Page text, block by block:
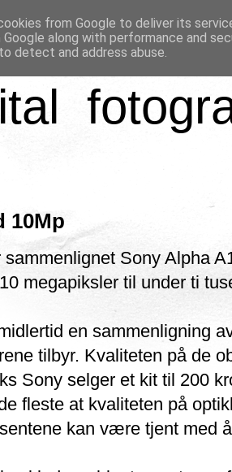
10Mp
sammenlignet Sony Alpha
megapiksler til under ti
en sammenligning
tilbyr. Kvaliteten på de
Sony selger et kit til 200
fleste at kvaliteten på
kan være tjent med
from Google to deliver its
Google along with performance and
detect and address abuse.